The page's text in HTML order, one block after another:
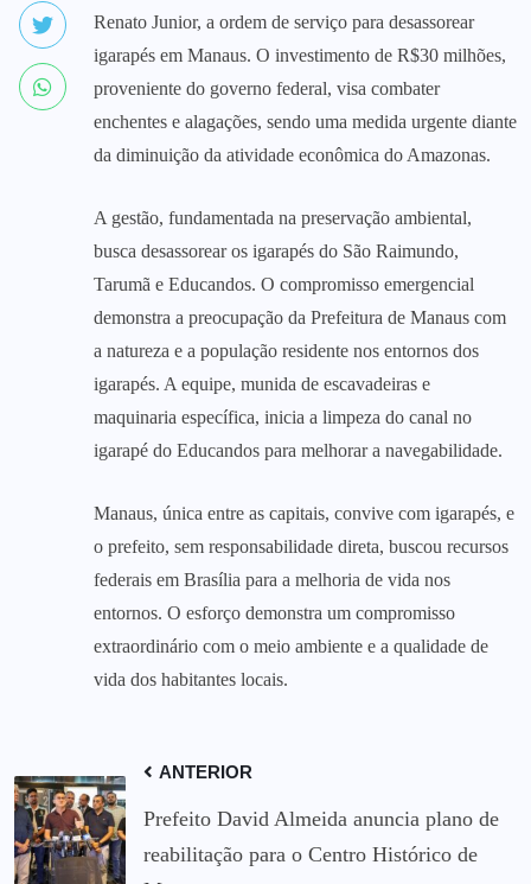
Renato Junior, a ordem de serviço para desassorear
igarapés em Manaus. O investimento de R$30 milhões,
proveniente do governo federal, visa combater
enchentes e alagações, sendo uma medida urgente diante
da diminuição da atividade econômica do Amazonas.
A gestão, fundamentada na preservação ambiental,
busca desassorear os igarapés do São Raimundo,
Tarumã e Educandos. O compromisso emergencial
demonstra a preocupação da Prefeitura de Manaus com
a natureza e a população residente nos entornos dos
igarapés. A equipe, munida de escavadeiras e
maquinaria específica, inicia a limpeza do canal no
igarapé do Educandos para melhorar a navegabilidade.
Manaus, única entre as capitais, convive com igarapés, e
o prefeito, sem responsabilidade direta, buscou recursos
federais em Brasília para a melhoria de vida nos
entornos. O esforço demonstra um compromisso
extraordinário com o meio ambiente e a qualidade de
vida dos habitantes locais.
ANTERIOR
Prefeito David Almeida anuncia plano de
reabilitação para o Centro Histórico de